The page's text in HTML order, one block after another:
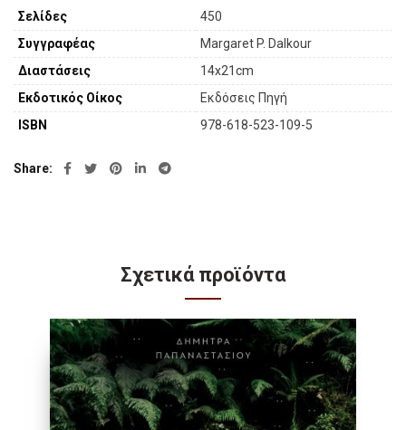
Σελίδες
450
Συγγραφέας
Margaret P. Dalkour
Διαστάσεις
14x21cm
Εκδοτικός Οίκος
Εκδόσεις Πηγή
ISBN
978-618-523-109-5
Share
Σχετικά προϊόντα